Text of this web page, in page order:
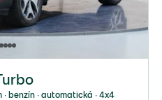
∙ benzín ∙ automatická ∙ 4x4